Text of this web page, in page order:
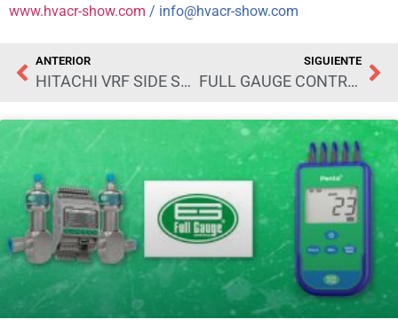
www.hvacr-show.com / info@hvacr-show.com
ANTERIOR
HITACHI VRF SIDE SMART PRIMER VRF MODULAR CON DESCARGA HORIZONTAL EN EL MUNDO
SIGUIENTE
FULL GAUGE CONTROLS PREPARA NOVEDADES EN HVAC-R SHOW CHILE 2024